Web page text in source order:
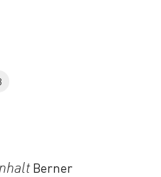
Berner